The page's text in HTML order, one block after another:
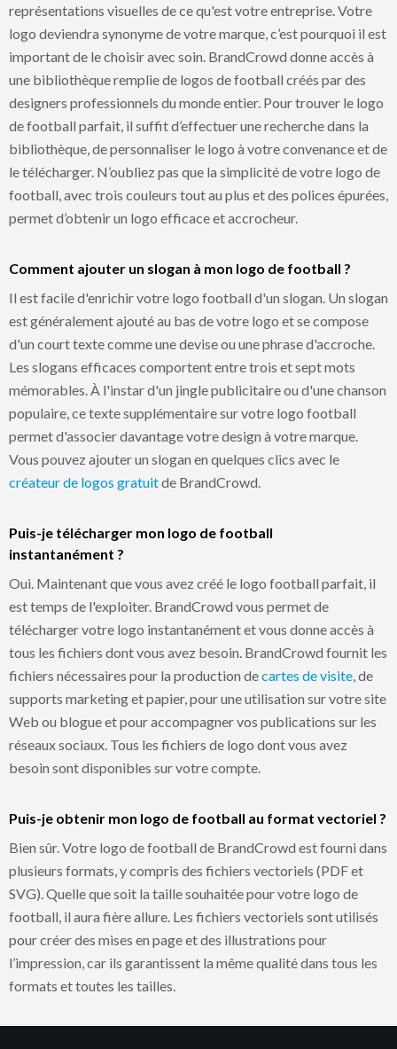
représentations visuelles de ce qu'est votre entreprise. Votre
logo deviendra synonyme de votre marque, c’est pourquoi il est
important de le choisir avec soin. BrandCrowd donne accès à
une bibliothèque remplie de logos de football créés par des
designers professionnels du monde entier. Pour trouver le logo
de football parfait, il suffit d’effectuer une recherche dans la
bibliothèque, de personnaliser le logo à votre convenance et de
le télécharger. N’oubliez pas que la simplicité de votre logo de
football, avec trois couleurs tout au plus et des polices épurées,
permet d’obtenir un logo efficace et accrocheur.
Comment ajouter un slogan à mon logo de football ?
Il est facile d'enrichir votre logo football d'un slogan. Un slogan
est généralement ajouté au bas de votre logo et se compose
d'un court texte comme une devise ou une phrase d'accroche.
Les slogans efficaces comportent entre trois et sept mots
mémorables. À l'instar d'un jingle publicitaire ou d'une chanson
populaire, ce texte supplémentaire sur votre logo football
permet d'associer davantage votre design à votre marque.
Vous pouvez ajouter un slogan en quelques clics avec le
créateur de logos gratuitde BrandCrowd.
Puis-je télécharger mon logo de football
instantanément ?
Oui. Maintenant que vous avez créé le logo football parfait, il
est temps de l'exploiter. BrandCrowd vous permet de
télécharger votre logo instantanément et vous donne accès à
tous les fichiers dont vous avez besoin. BrandCrowd fournit les
fichiers nécessaires pour la production decartes de visite , de
supports marketing et papier, pour une utilisation sur votre site
Web ou blogue et pour accompagner vos publications sur les
réseaux sociaux. Tous les fichiers de logo dont vous avez
besoin sont disponibles sur votre compte.
Puis-je obtenir mon logo de football au format vectoriel ?
Bien sûr. Votre logo de football de BrandCrowd est fourni dans
plusieurs formats, y compris des fichiers vectoriels (PDF et
SVG). Quelle que soit la taille souhaitée pour votre logo de
football, il aura fière allure. Les fichiers vectoriels sont utilisés
pour créer des mises en page et des illustrations pour
l’impression, car ils garantissent la même qualité dans tous les
formats et toutes les tailles.